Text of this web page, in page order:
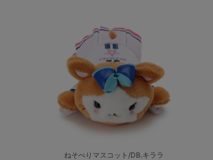
ねそべりマスコット/DB.キララ